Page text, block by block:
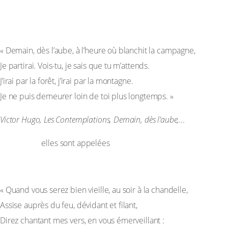
« Demain, dès l’aube, à l’heure où blanchit la campagne,
Je partirai. Vois-tu, je sais que tu m’attends.
J’irai par la forêt, j’irai par la montagne.
Je ne puis demeurer loin de toi plus longtemps. »
Victor Hugo, Les Contemplations, Demain, dès l’aube,…
elles sont appelées
« Quand vous serez bien vieille, au soir à la chandelle,
Assise auprès du feu, dévidant et filant,
Direz chantant mes vers, en vous émerveillant :